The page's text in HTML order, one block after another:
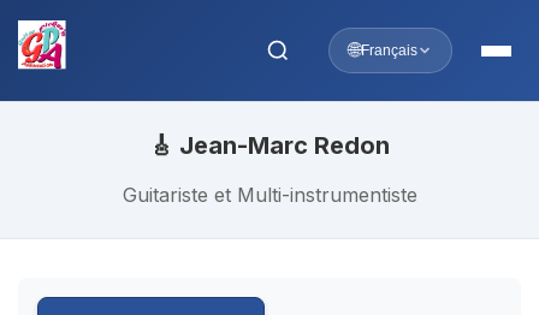
🌐Français
🎸 Jean-Marc Redon
Guitariste et Multi-instrumentiste